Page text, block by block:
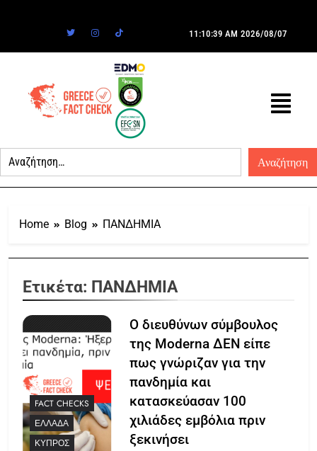
11:10:39 AM 2026/08/07
Home Blog ΠΑΝΔΗΜΙΑ
Ετικέτα: ΠΑΝΔΗΜΙΑ
FACT CHECKS
ΕΛΛΆΔΑ
ΚΎΠΡΟΣ
Ο διευθύνων σύμβουλος
της Moderna ΔΕΝ είπε
πως γνώριζαν για την
πανδημία και
κατασκεύασαν 100
χιλιάδες εμβόλια πριν
ξεκινήσει